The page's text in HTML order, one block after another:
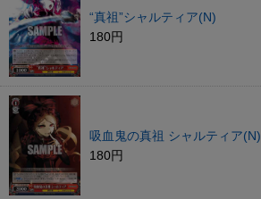
“真祖”シャルティア(N)
180円
吸血鬼の真祖 シャルティア(N)
180円